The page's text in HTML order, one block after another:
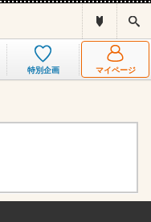
リ
ス
と
索
特別企画 マイページ